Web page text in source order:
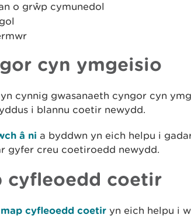
o grŵp cymunedol
cyn ymgeisio
cynnig gwasanaeth cyngor cyn
i blannu coetir newydd.
â ni a byddwn yn eich helpu i
gyfer creu coetiroedd newydd.
cyfleoedd coetir
map cyfleoedd coetir yn eich helpu i